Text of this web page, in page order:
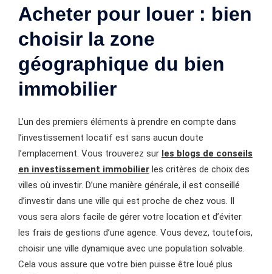
Acheter pour louer : bien
choisir la zone
géographique du bien
immobilier
L’un des premiers éléments à prendre en compte dans
l’investissement locatif est sans aucun doute
l’emplacement. Vous trouverez sur les blogs de conseils
en investissement immobilier les critères de choix des
villes où investir. D’une manière générale, il est conseillé
d’investir dans une ville qui est proche de chez vous. Il
vous sera alors facile de gérer votre location et d’éviter
les frais de gestions d’une agence. Vous devez, toutefois,
choisir une ville dynamique avec une population solvable.
Cela vous assure que votre bien puisse être loué plus